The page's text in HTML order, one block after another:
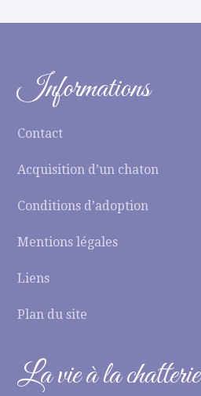
Informations
Contact
Acquisition d’un chaton
Conditions d’adoption
Mentions légales
Liens
Plan du site
La vie à la chatterie